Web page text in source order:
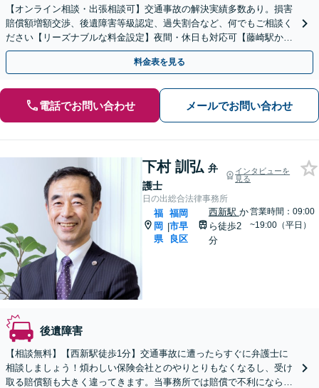
【オンライン相談・出張相談可】交通事故の解決実績多数あり。損害
賠償額増額交渉、後遺障害等級認定、過失割合など、何でもご相談く
ださい【リーズナブルな料金設定】夜間・休日も対応可【藤崎駅から
徒歩5分】【弁護士歴7年】
料金表を見る
電話でお問い合わせ メールでお問い合わせ
下村 訓弘 弁
護士
インタビューを
見る
日の出総合法律事務所
福
岡
県
|
福岡
市早
良区
西新駅 か
ら徒歩2
分
営業時間：09:00
~19:00（平日）
後遺障害
【相談無料】【西新駅徒歩1分】交通事故に遭ったらすぐに弁護士に
相談しましょう！煩わしい保険会社とのやりとりもなくなるし、受け
取る賠償額も大きく違ってきます。当事務所では賠償で不利にならな